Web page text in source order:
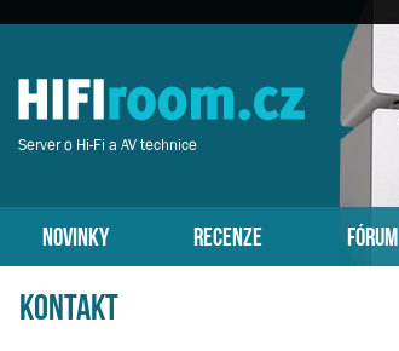
Server o Hi-Fi a AV technice
NOVINKY RECENZE FÓRUM
Kontakt